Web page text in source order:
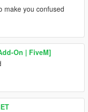
make you confused
On | FiveM]